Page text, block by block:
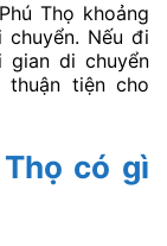
Thọ khoảng
Nếu đi
di chuyển
tiện cho
có gì